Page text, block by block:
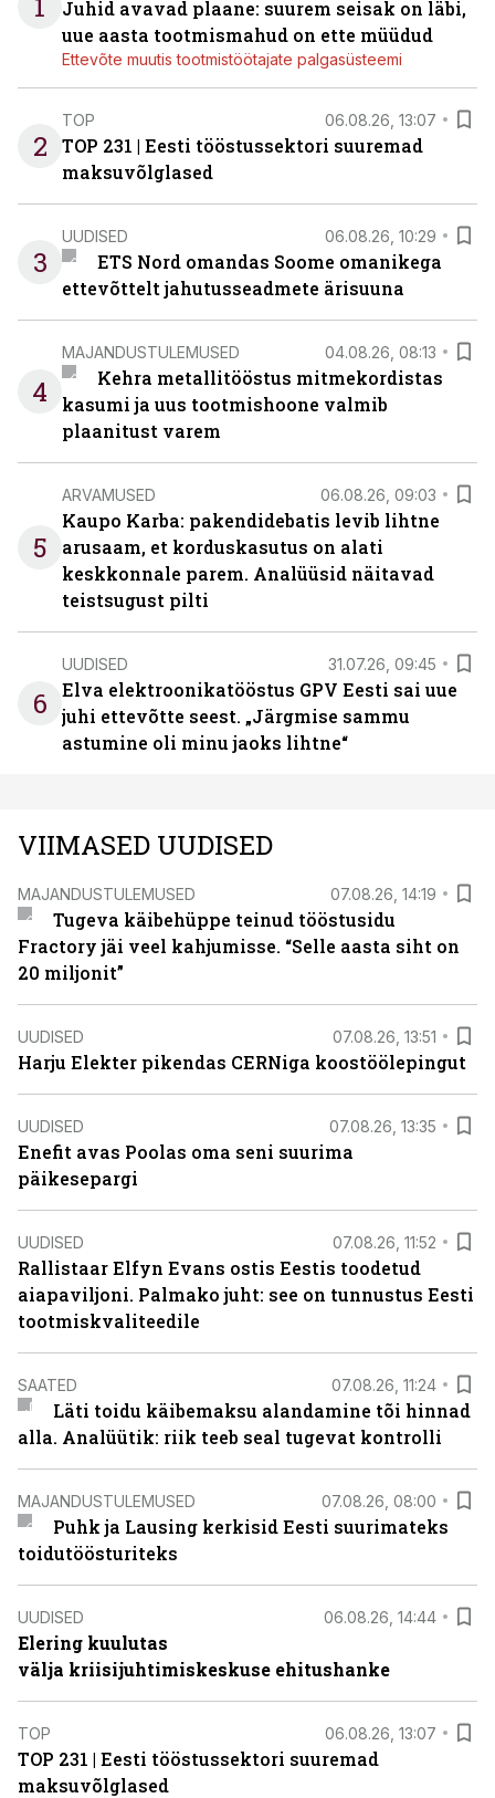
Juhid avavad plaane: suurem seisak on läbi,
uue aasta tootmismahud on ette müüdud
Ettevõte muutis tootmistöötajate palgasüsteemi
2
TOP 06.08.26, 13:07
TOP 231 | Eesti tööstussektori suuremad
maksuvõlglased
3
UUDISED 06.08.26, 10:29
ETS Nord omandas Soome omanikega
ettevõttelt jahutusseadmete ärisuuna
4
MAJANDUSTULEMUSED 04.08.26, 08:13
Kehra metallitööstus mitmekordistas
kasumi ja uus tootmishoone valmib
plaanitust varem
5
ARVAMUSED 06.08.26, 09:03
Kaupo Karba: pakendidebatis levib lihtne
arusaam, et korduskasutus on alati
keskkonnale parem. Analüüsid näitavad
teistsugust pilti
6
UUDISED 31.07.26, 09:45
Elva elektroonikatööstus GPV Eesti sai uue
juhi ettevõtte seest. „Järgmise sammu
astumine oli minu jaoks lihtne“
VIIMASED UUDISED
MAJANDUSTULEMUSED 07.08.26, 14:19
Tugeva käibehüppe teinud tööstusidu
Fractory jäi veel kahjumisse. “Selle aasta siht on
20 miljonit”
UUDISED 07.08.26, 13:51
Harju Elekter pikendas CERNiga koostöölepingut
UUDISED 07.08.26, 13:35
Enefit avas Poolas oma seni suurima
päikesepargi
UUDISED 07.08.26, 11:52
Rallistaar Elfyn Evans ostis Eestis toodetud
aiapaviljoni. Palmako juht: see on tunnustus Eesti
tootmiskvaliteedile
SAATED 07.08.26, 11:24
Läti toidu käibemaksu alandamine tõi hinnad
alla. Analüütik: riik teeb seal tugevat kontrolli
MAJANDUSTULEMUSED 07.08.26, 08:00
Puhk ja Lausing kerkisid Eesti suurimateks
toidutöösturiteks
UUDISED 06.08.26, 14:44
Elering kuulutas
välja kriisijuhtimiskeskuse ehitushanke
TOP 06.08.26, 13:07
TOP 231 | Eesti tööstussektori suuremad
maksuvõlglased